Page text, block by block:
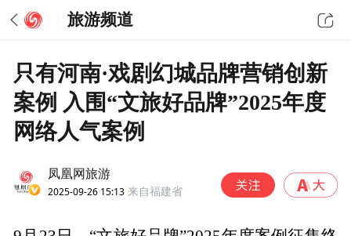
旅游频道
只有河南·戏剧幻城品牌营销创新
案例 入围“文旅好品牌”2025年度
网络人气案例
凤凰网旅游
2025-09-26 15:13 来自福建省